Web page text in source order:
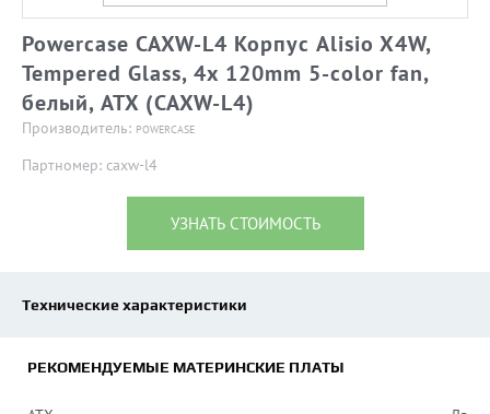
Powercase CAXW-L4 Корпус Alisio X4W,
Tempered Glass, 4x 120mm 5-color fan,
белый, ATX (CAXW-L4)
Производитель: POWERCASE
Партномер: caxw-l4
УЗНАТЬ СТОИМОСТЬ
Технические характеристики
РЕКОМЕНДУЕМЫЕ МАТЕРИНСКИЕ ПЛАТЫ